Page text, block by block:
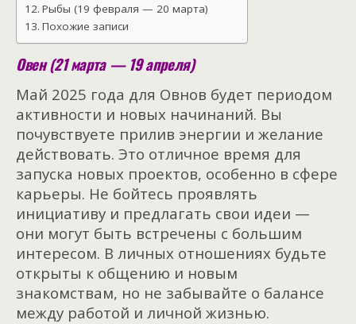
Рыбы (19 февраля — 20 марта)
Похожие записи
Овен (21 марта — 19 апреля)
Май 2025 года для Овнов будет периодом
активности и новых начинаний. Вы
почувствуете прилив энергии и желание
действовать. Это отличное время для
запуска новых проектов, особенно в сфере
карьеры. Не бойтесь проявлять
инициативу и предлагать свои идеи —
они могут быть встречены с большим
интересом. В личных отношениях будьте
открыты к общению и новым
знакомствам, но не забывайте о балансе
между работой и личной жизнью.